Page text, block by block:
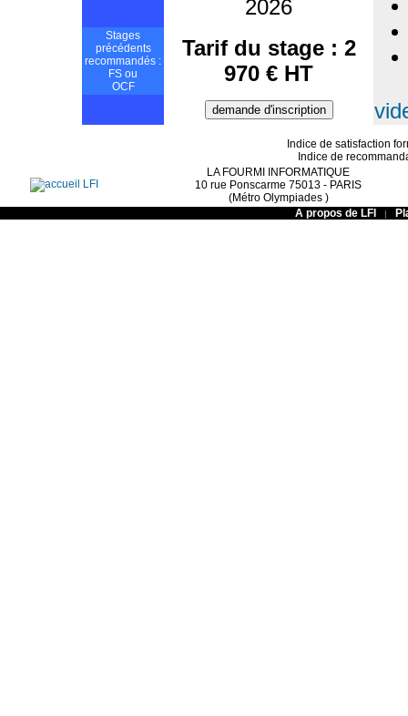
2026
Stages
précédents
recommandés :
FS ou
OCF
Tarif du stage : 2
970 € HT
Indice de satisfaction
Indice de
LA FOURMI INFORMATIQUE
10 rue Ponscarme 75013 - PARIS
(Métro Olympiades )
A propos de LFI
|